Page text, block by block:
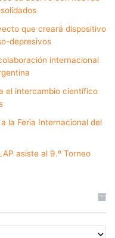
que creará dispositivo
depresivos
internacional
el intercambio científico
la Feria Internacional del
asiste al 9.º Torneo